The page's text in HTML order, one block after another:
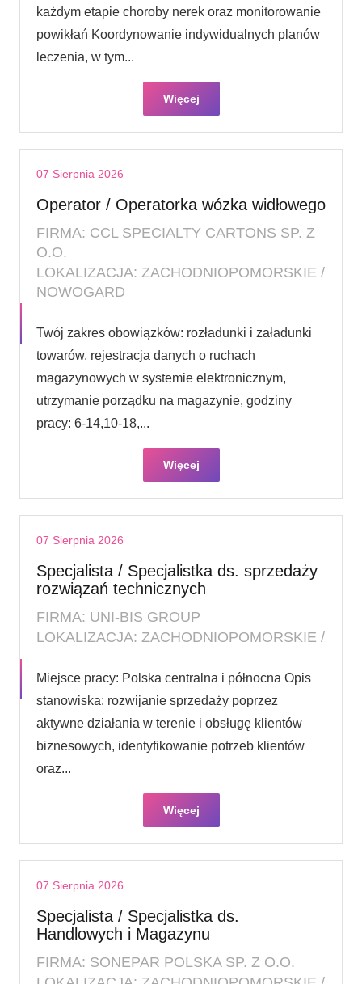
każdym etapie choroby nerek oraz monitorowanie
powikłań Koordynowanie indywidualnych planów
leczenia, w tym...
Więcej
07 Sierpnia 2026
Operator / Operatorka wózka widłowego
FIRMA: CCL SPECIALTY CARTONS SP. Z
O.O.
LOKALIZACJA: ZACHODNIOPOMORSKIE /
NOWOGARD
Twój zakres obowiązków: rozładunki i załadunki
towarów, rejestracja danych o ruchach
magazynowych w systemie elektronicznym,
utrzymanie porządku na magazynie, godziny
pracy: 6-14,10-18,...
Więcej
07 Sierpnia 2026
Specjalista / Specjalistka ds. sprzedaży
rozwiązań technicznych
FIRMA: UNI-BIS GROUP
LOKALIZACJA: ZACHODNIOPOMORSKIE /
Miejsce pracy: Polska centralna i północna Opis
stanowiska: rozwijanie sprzedaży poprzez
aktywne działania w terenie i obsługę klientów
biznesowych, identyfikowanie potrzeb klientów
oraz...
Więcej
07 Sierpnia 2026
Specjalista / Specjalistka ds.
Handlowych i Magazynu
FIRMA: SONEPAR POLSKA SP. Z O.O.